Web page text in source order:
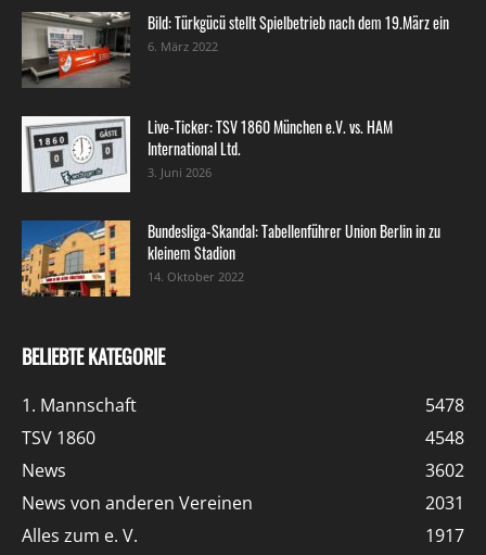
Bild: Türkgücü stellt Spielbetrieb nach dem 19.März ein
6. März 2022
Live-Ticker: TSV 1860 München e.V. vs. HAM
International Ltd.
3. Juni 2026
Bundesliga-Skandal: Tabellenführer Union Berlin in zu
kleinem Stadion
14. Oktober 2022
BELIEBTE KATEGORIE
1. Mannschaft
5478
TSV 1860
4548
News
3602
News von anderen Vereinen
2031
Alles zum e. V.
1917